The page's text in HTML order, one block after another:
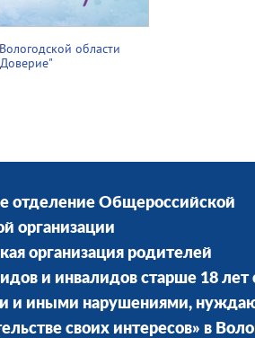
области
отделение Общероссийской
организации
организация родителей
и инвалидов старше 18 лет
и иными нарушениями,
своих интересов» в